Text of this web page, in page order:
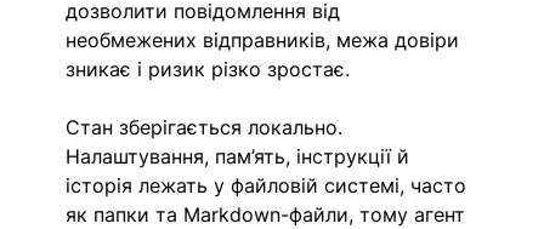
дозволити повідомлення від
необмежених відправників, межа довіри
зникає і ризик різко зростає.
Стан зберігається локально.
Налаштування, пам’ять, інструкції й
історія лежать у файловій системі, часто
як папки та Markdown-файли, тому агент